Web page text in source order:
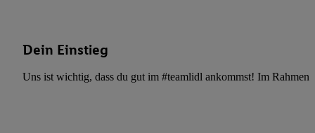
Dein Einstieg
Uns ist wichtig, dass du gut im #teamlidl ankommst! Im Rahmen